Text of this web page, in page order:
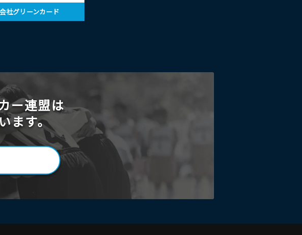
社グリーンカード
ー連盟は
ます。